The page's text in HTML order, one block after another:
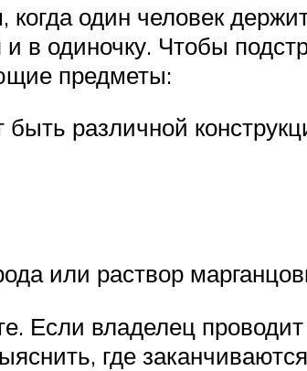
один человек
в одиночку. Чтобы
предметы:
быть различной
или раствор
владелец проводит
где